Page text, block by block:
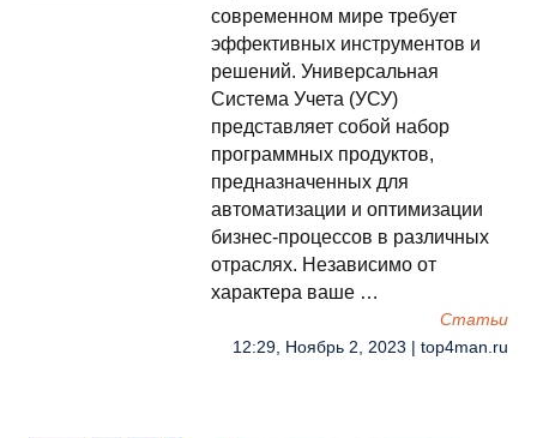
современном мире требует
эффективных инструментов и
решений. Универсальная
Система Учета (УСУ)
представляет собой набор
программных продуктов,
предназначенных для
автоматизации и оптимизации
бизнес-процессов в различных
отраслях. Независимо от
характера ваше …
Cтатьи
12:29, Ноябрь 2, 2023 | top4man.ru